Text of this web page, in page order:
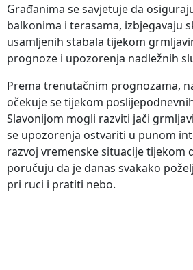
Građanima se savjetuje da
balkonima i terasama, izbjegavaju
usamljenih stabala tijekom
prognoze i upozorenja nadležnih
Prema trenutačnim prognozama,
očekuje se tijekom
Slavonijom mogli razviti jači
se upozorenja ostvariti u punom
razvoj vremenske situacije tijekom
poručuju da je danas svakako
pri ruci i pratiti nebo.